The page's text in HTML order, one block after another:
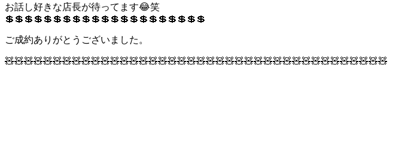
お話し好きな店長が待ってます😂笑
💲💲💲💲💲💲💲💲💲💲💲💲💲💲💲💲💲💲💲💲💲
ご成約ありがとうございました。
🧸🧸🧸🧸🧸🧸🧸🧸🧸🧸🧸🧸🧸🧸🧸🧸🧸🧸🧸🧸🧸🧸🧸🧸🧸🧸🧸🧸🧸🧸🧸🧸🧸🧸🧸🧸🧸🧸🧸🧸